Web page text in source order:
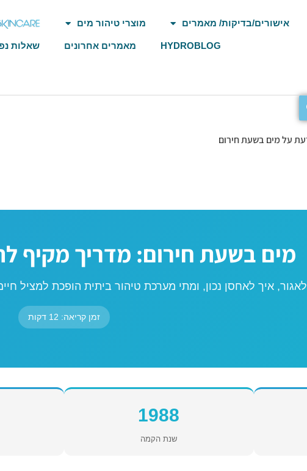
אישורים/בדיקות/ מאמרים מוצרי טיהור מים
HYDROBLOG מאמרים אחרונים שאלות
על מים בשעת חירום
מים בשעת חירום: מדריך מקיף
איך לאחסן נכון, ומתי מערכת טיהור ביתית הופכת למציל
זמן קריאה: 12 דקות
1988
שנת הקמה